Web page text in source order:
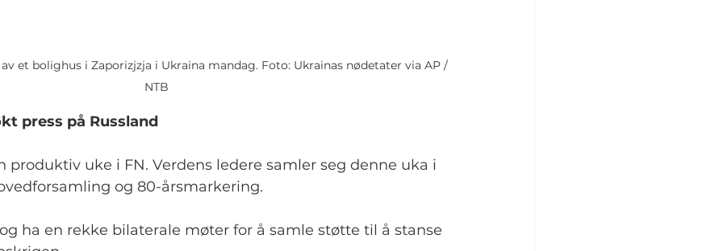
et bolighus i Zaporizjzja i Ukraina mandag. Foto: Ukrainas nødetater via AP /
NTB
press på Russland
produktiv uke i FN. Verdens ledere samler seg denne uka i
og 80-årsmarkering.
ha en rekke bilaterale møter for å samle støtte til å stanse